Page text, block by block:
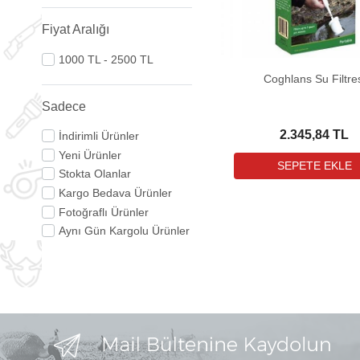
Fiyat Aralığı
1000 TL - 2500 TL
Sadece
İndirimli Ürünler
Yeni Ürünler
Stokta Olanlar
Kargo Bedava Ürünler
Fotoğraflı Ürünler
Aynı Gün Kargolu Ürünler
Coghlans Su
2.345,84 TL